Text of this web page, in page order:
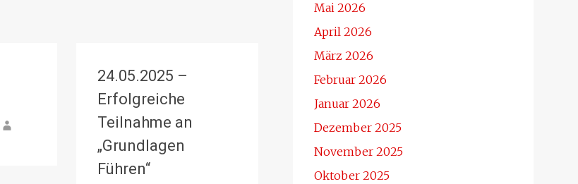
24.05.2025 –
Erfolgreiche
Teilnahme an
„Grundlagen
Führen“
Mai 2026
April 2026
März 2026
Februar 2026
Januar 2026
Dezember 2025
November 2025
Oktober 2025